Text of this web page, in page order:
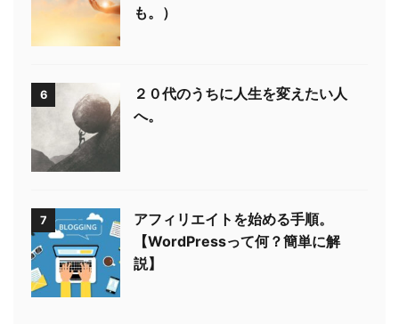
も。）
6
２０代のうちに人生を変えたい人
へ。
7
アフィリエイトを始める手順。
【WordPressって何？簡単に解
説】